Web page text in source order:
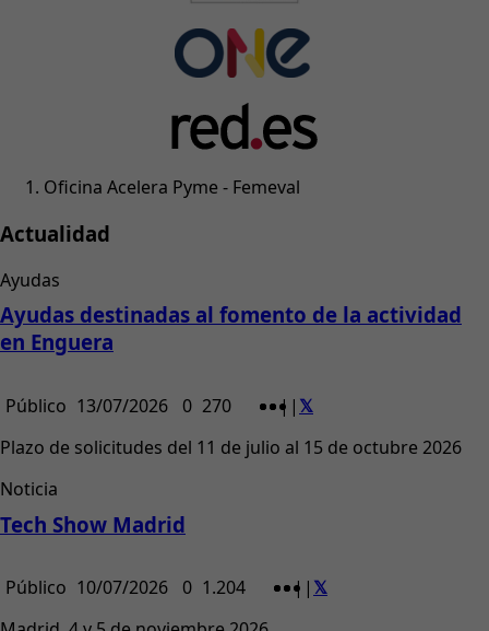
Oficina Acelera Pyme - Femeval
Actualidad
Ayudas
Ayudas destinadas al fomento de la actividad
en Enguera
Público 13/07/2026 0 270 | |
Plazo de solicitudes del 11 de julio al 15 de octubre 2026
Noticia
Tech Show Madrid
Público 10/07/2026 0 1.204 | |